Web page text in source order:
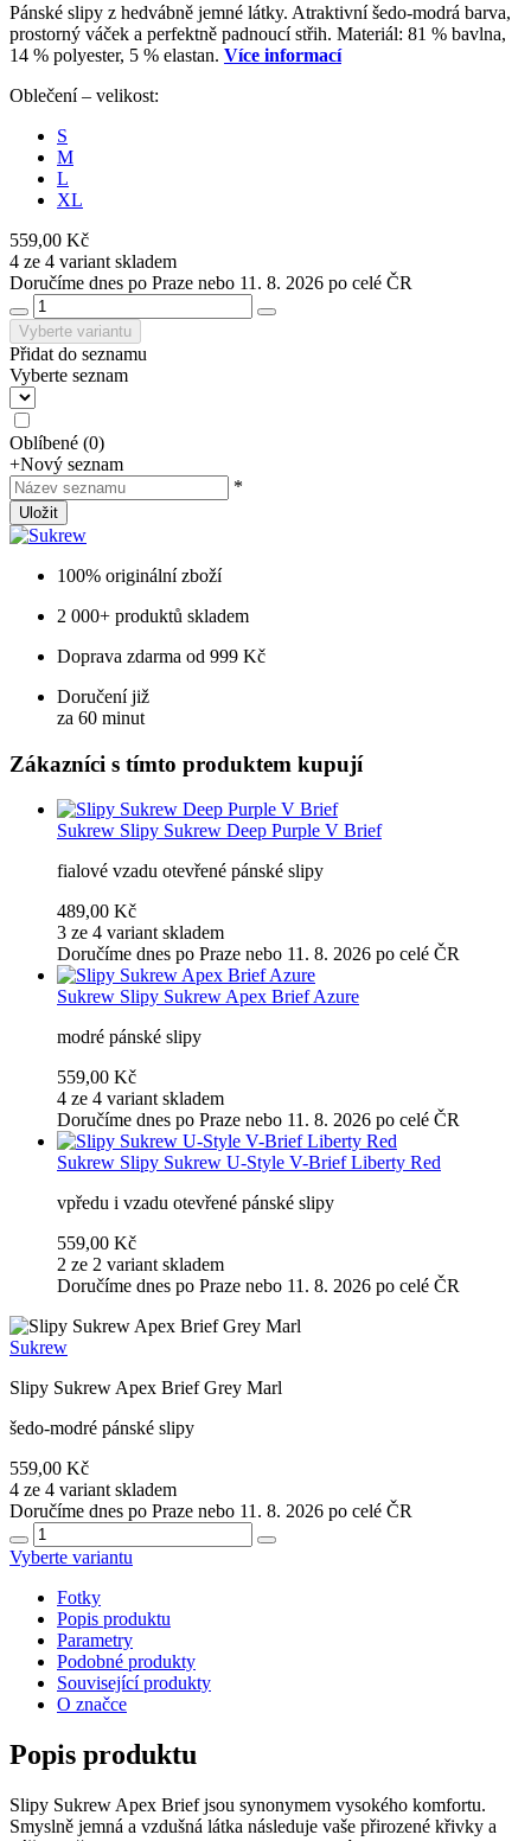
Pánské slipy z hedvábně jemné látky. Atraktivní šedo-modrá barva,
prostorný váček a perfektně padnoucí střih. Materiál: 81 % bavlna,
14 % polyester, 5 % elastan. Více informací
Oblečení – velikost:
S
M
L
XL
559,00 Kč
4 ze 4 variant skladem
Doručíme dnes po Praze nebo 11. 8. 2026 po celé ČR
Vyberte variantu
Přidat do seznamu
Vyberte seznam
Oblíbené (0)
+Nový seznam
*
Uložit
100% originální zboží
2 000+ produktů skladem
Doprava zdarma od 999 Kč
Doručení již
za 60 minut
Zákazníci s tímto produktem kupují
Sukrew Slipy Sukrew Deep Purple V Brief
fialové vzadu otevřené pánské slipy
489,00 Kč
3 ze 4 variant skladem
Doručíme dnes po Praze nebo 11. 8. 2026 po celé ČR
Sukrew Slipy Sukrew Apex Brief Azure
modré pánské slipy
559,00 Kč
4 ze 4 variant skladem
Doručíme dnes po Praze nebo 11. 8. 2026 po celé ČR
Sukrew Slipy Sukrew U-Style V-Brief Liberty Red
vpředu i vzadu otevřené pánské slipy
559,00 Kč
2 ze 2 variant skladem
Doručíme dnes po Praze nebo 11. 8. 2026 po celé ČR
Sukrew
Slipy Sukrew Apex Brief Grey Marl
šedo-modré pánské slipy
559,00 Kč
4 ze 4 variant skladem
Doručíme dnes po Praze nebo 11. 8. 2026 po celé ČR
Vyberte variantu
Fotky
Popis produktu
Parametry
Podobné produkty
Související produkty
O značce
Popis produktu
Slipy Sukrew Apex Brief jsou synonymem vysokého komfortu.
Smyslně jemná a vzdušná látka následuje vaše přirozené křivky a